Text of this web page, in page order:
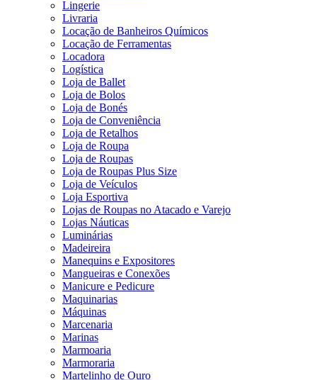
Lingerie
Livraria
Locação de Banheiros Químicos
Locação de Ferramentas
Locadora
Logística
Loja de Ballet
Loja de Bolos
Loja de Bonés
Loja de Conveniência
Loja de Retalhos
Loja de Roupa
Loja de Roupas
Loja de Roupas Plus Size
Loja de Veículos
Loja Esportiva
Lojas de Roupas no Atacado e Varejo
Lojas Náuticas
Luminárias
Madeireira
Manequins e Expositores
Mangueiras e Conexões
Manicure e Pedicure
Maquinarias
Máquinas
Marcenaria
Marinas
Marmoaria
Marmoraria
Martelinho de Ouro